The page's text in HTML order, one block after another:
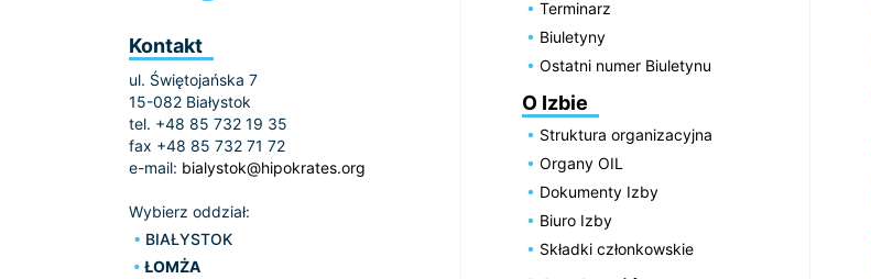
Kontakt
ul. Świętojańska 7
15-082 Białystok
tel. +48 85 732 19 35
fax +48 85 732 71 72
e-mail: bialystok@hipokrates.org
Wybierz oddział:
BIAŁYSTOK
ŁOMŻA
Terminarz
Biuletyny
Ostatni numer Biuletynu
O Izbie
Struktura organizacyjna
Organy OIL
Dokumenty Izby
Biuro Izby
Składki członkowskie